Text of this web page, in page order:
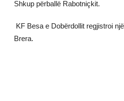
Shkup përballë Rabotniçkit.
KF Besa e Dobërdollit regjistroi
Brera.